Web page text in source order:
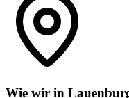
Wie wir in